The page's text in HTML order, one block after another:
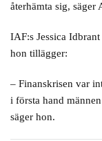
återhämta sig, säger
IAF:s Jessica
hon tillägger:
– Finanskrisen var
i första hand
säger hon.